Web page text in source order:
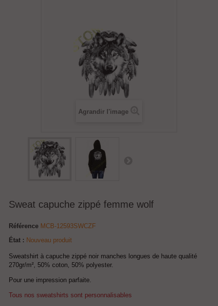
Agrandir l'image
Sweat capuche zippé femme wolf
Référence MCB-12593SWCZF
État : Nouveau produit
Sweatshirt à capuche zippé noir manches longues de haute qualité
270gr/m², 50% coton, 50% polyester.
Pour une impression parfaite.
Tous nos sweatshirts sont personnalisables